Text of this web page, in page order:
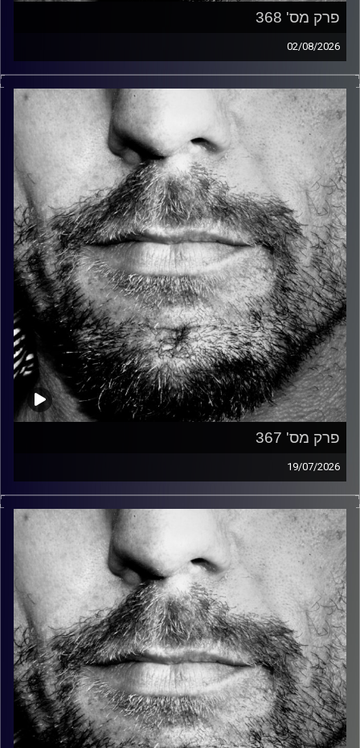
פרק מס' 368
02/08/2026
זיפים, מוזיקה מחוספסת של הופעות חיות. הרבה ג'אם, רוק,
בלוז, bluegrass, ג'אז, Fאנק, פרוגרסיב ואפילו אלקטרוניקה.
כל מה שחי, אמיתי ונושם.
עם שמוליק רגב.
קרדיט תמונות: David Goehring
פרק מס' 367
19/07/2026
זיפים, מוזיקה מחוספסת של הופעות חיות. הרבה ג'אם, רוק,
בלוז, bluegrass, ג'אז, Fאנק, פרוגרסיב ואפילו אלקטרוניקה.
כל מה שחי, אמיתי ונושם.
עם שמוליק רגב.
קרדיט תמונות: David Goehring